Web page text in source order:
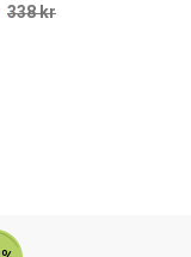
338 kr